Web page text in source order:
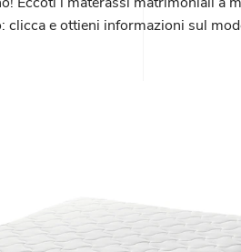
clicca e ottieni informazioni sul